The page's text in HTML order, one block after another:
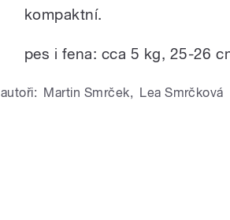
kompaktní.
pes i fena: cca 5 kg, 25-26
autoři: Martin Smrček, Lea Smrčková